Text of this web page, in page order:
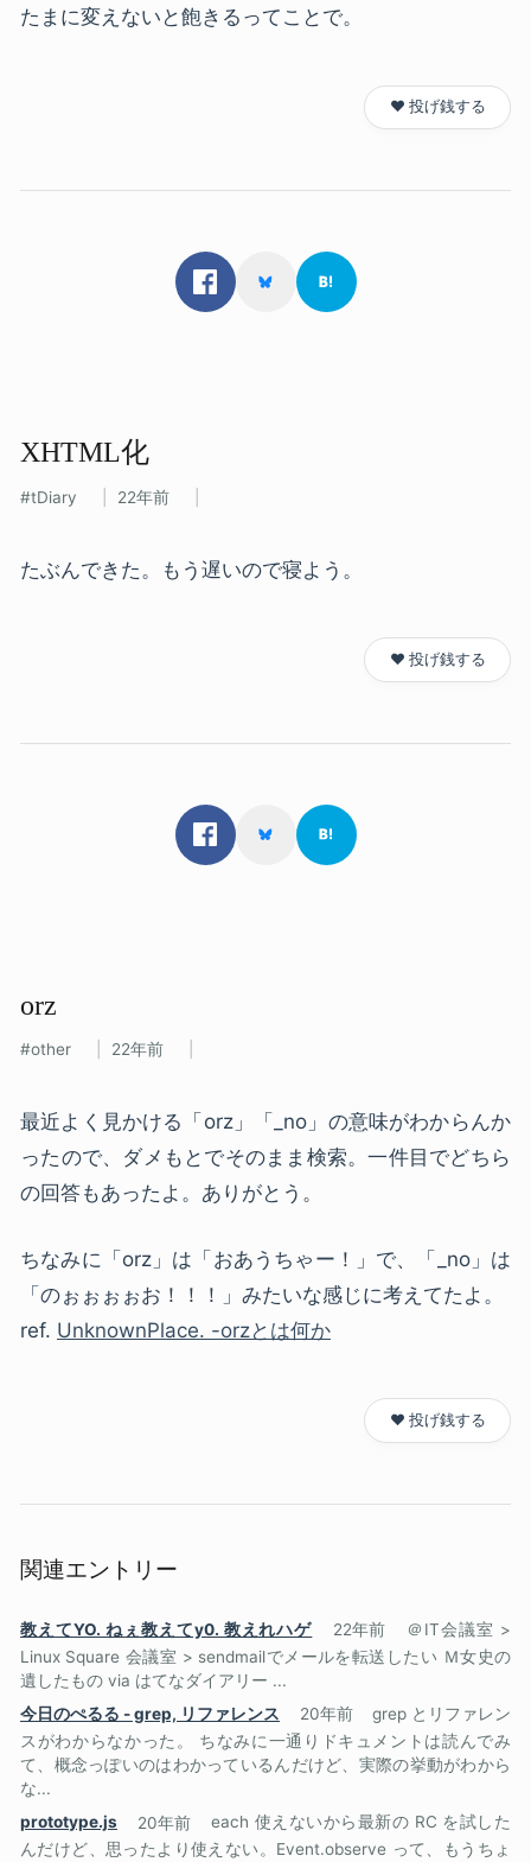
たまに変えないと飽きるってことで。
❤️ 投げ銭する
XHTML化
tDiary 22年前
たぶんできた。もう遅いので寝よう。
❤️ 投げ銭する
orz
other 22年前
最近よく見かける「orz」「_no」の意味がわからんか
ったので、ダメもとでそのまま検索。一件目でどちら
の回答もあったよ。ありがとう。
ちなみに「orz」は「おあうちゃー！」で、「_no」は
「のぉぉぉぉお！！！」みたいな感じに考えてたよ。
ref. UnknownPlace. -orzとは何か
❤️ 投げ銭する
関連エントリー
教えてYO. ねぇ教えてy0. 教えれハゲ 22年前
＠IT会議室 >
Linux Square 会議室 > sendmailでメールを転送したい Ｍ女史の
遺したもの via はてなダイアリー ...
今日のぺるる - grep, リファレンス
20年前
grep とリファレン
スがわからなかった。 ちなみに一通りドキュメントは読んでみ
て、概念っぽいのはわかっているんだけど、実際の挙動がわから
な...
prototype.js
20年前
each 使えないから最新の RC を試した
んだけど、思ったより使えない。Event.observe って、もうちょ